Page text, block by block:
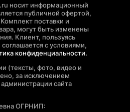
носит информационный
публичной офертой,
поставки и
могут быть изменены
Клиент, пользуясь
с условиями,
конфиденциальности.
(тексты, фото, видео и
за исключением
сайта
ОГРНИП: